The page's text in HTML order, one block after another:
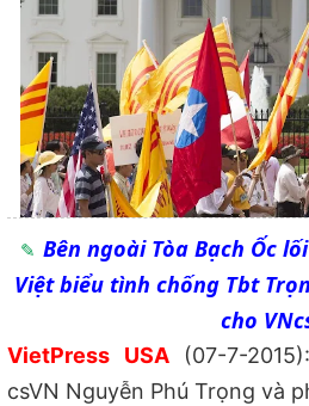
Bên ngoài Tòa Bạch Ốc
Việt biểu tình chống Tbt
cho
VietPress USA
(07-7-
csVN Nguyễn Phú Trọng và